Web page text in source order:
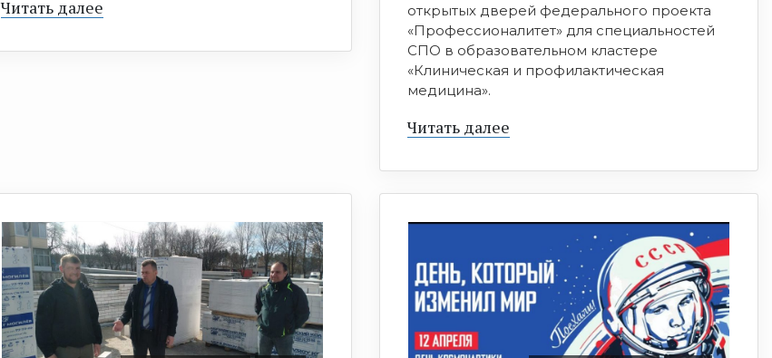
Читать далее
открытых дверей федерального проекта
«Профессионалитет» для специальностей
СПО в образовательном кластере
«Клиническая и профилактическая
медицина».
Читать далее